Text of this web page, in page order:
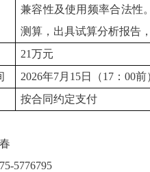
兼容性及使用频率合法性
测算 ， 出具试算分析报告
21万元
2026年7月 15日（17 ： 00前
按合同约定支付
5776795